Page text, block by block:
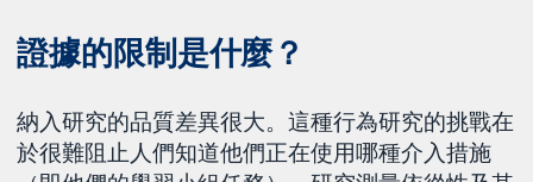
證據的限制是什麼？
納入研究的品質差異很大。這種行為研究的挑戰在
於很難阻止人們知道他們正在使用哪種介入措施